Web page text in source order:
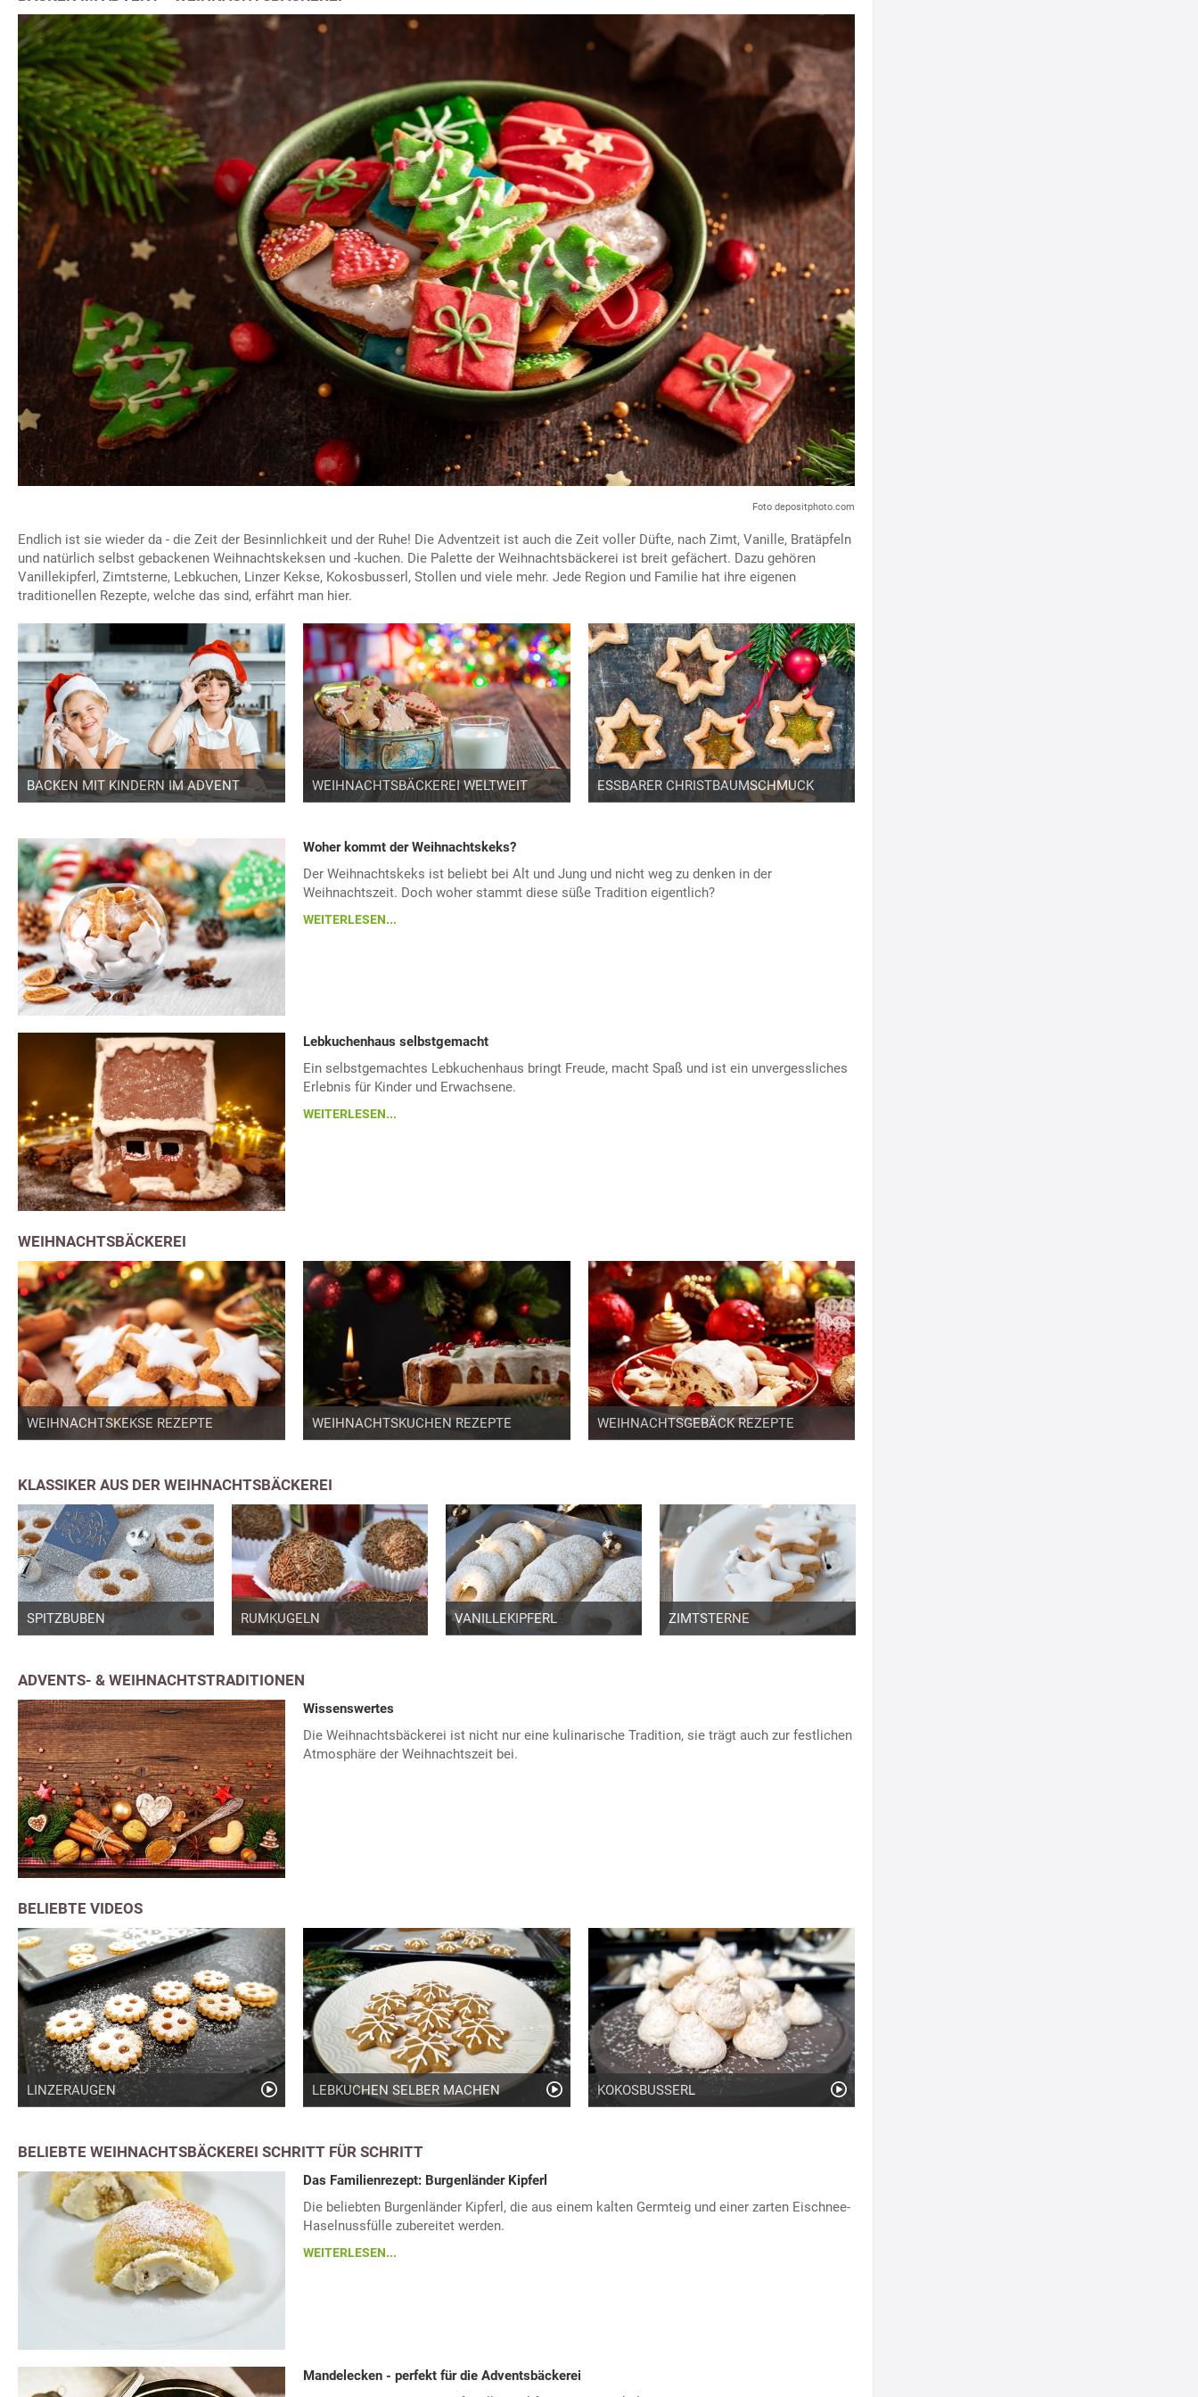
Foto depositphoto.com
Endlich ist sie wieder da - die Zeit der Besinnlichkeit und der Ruhe! Die Adventzeit ist auch die Zeit voller Düfte, nach Zimt, Vanille, Bratäpfeln
und natürlich selbst gebackenen Weihnachtskeksen und -kuchen. Die Palette der Weihnachtsbäckerei ist breit gefächert. Dazu gehören
Vanillekipferl, Zimtsterne, Lebkuchen, Linzer Kekse, Kokosbusserl, Stollen und viele mehr. Jede Region und Familie hat ihre eigenen
traditionellen Rezepte, welche das sind, erfährt man hier.
BACKEN MIT KINDERN IM ADVENT WEIHNACHTSBÄCKEREI WELTWEIT ESSBARER CHRISTBAUMSCHMUCK
Woher kommt der Weihnachtskeks?
Der Weihnachtskeks ist beliebt bei Alt und Jung und nicht weg zu denken in der
Weihnachtszeit. Doch woher stammt diese süße Tradition eigentlich?
WEITERLESEN...
Lebkuchenhaus selbstgemacht
Ein selbstgemachtes Lebkuchenhaus bringt Freude, macht Spaß und ist ein unvergessliches
Erlebnis für Kinder und Erwachsene.
WEITERLESEN...
WEIHNACHTSBÄCKEREI
WEIHNACHTSKEKSE REZEPTE WEIHNACHTSKUCHEN REZEPTE WEIHNACHTSGEBÄCK REZEPTE
KLASSIKER AUS DER WEIHNACHTSBÄCKEREI
SPITZBUBEN RUMKUGELN VANILLEKIPFERL ZIMTSTERNE
ADVENTS- & WEIHNACHTSTRADITIONEN
Wissenswertes
Die Weihnachtsbäckerei ist nicht nur eine kulinarische Tradition, sie trägt auch zur festlichen
Atmosphäre der Weihnachtszeit bei.
BELIEBTE VIDEOS
LINZERAUGEN LEBKUCHEN SELBER MACHEN KOKOSBUSSERL
BELIEBTE WEIHNACHTSBÄCKEREI SCHRITT FÜR SCHRITT
Das Familienrezept: Burgenländer Kipferl
Die beliebten Burgenländer Kipferl, die aus einem kalten Germteig und einer zarten Eischnee-
Haselnussfülle zubereitet werden.
WEITERLESEN...
Mandelecken - perfekt für die Adventsbäckerei